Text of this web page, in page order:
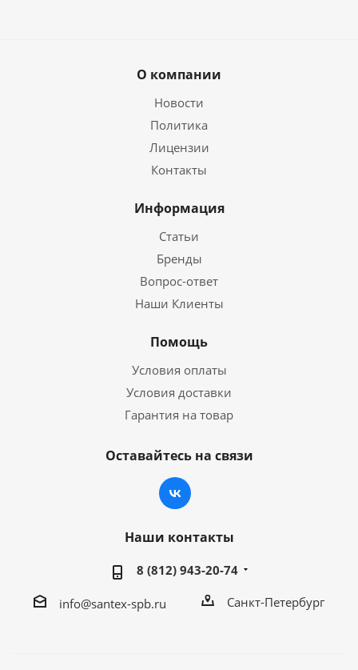
О компании
Новости
Политика
Лицензии
Контакты
Информация
Статьи
Бренды
Вопрос-ответ
Наши Клиенты
Помощь
Условия оплаты
Условия доставки
Гарантия на товар
Оставайтесь на связи
Наши контакты
8 (812) 943-20-74
info@santex-spb.ru Санкт-Петербург